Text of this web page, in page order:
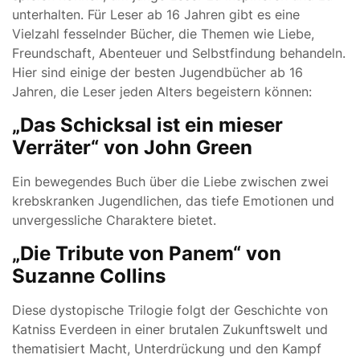
unterhalten. Für Leser ab 16 Jahren gibt es eine
Vielzahl fesselnder Bücher, die Themen wie Liebe,
Freundschaft, Abenteuer und Selbstfindung behandeln.
Hier sind einige der besten Jugendbücher ab 16
Jahren, die Leser jeden Alters begeistern können:
„Das Schicksal ist ein mieser
Verräter“ von John Green
Ein bewegendes Buch über die Liebe zwischen zwei
krebskranken Jugendlichen, das tiefe Emotionen und
unvergessliche Charaktere bietet.
„Die Tribute von Panem“ von
Suzanne Collins
Diese dystopische Trilogie folgt der Geschichte von
Katniss Everdeen in einer brutalen Zukunftswelt und
thematisiert Macht, Unterdrückung und den Kampf